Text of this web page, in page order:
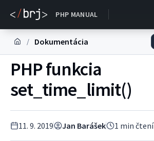
PHP MANUAL
DOKUMENTACE
/ Dokumentácia
PHP funkcia
set_time_limit()
11. 9. 2019 Jan Barášek 1 min čtení